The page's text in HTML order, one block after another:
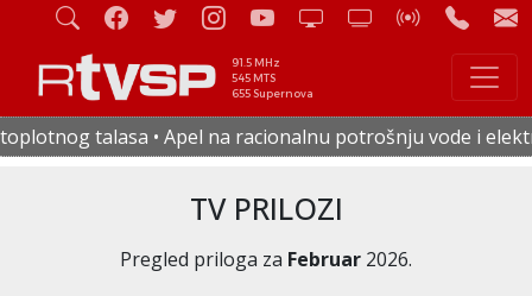
91.5 MHz
545 MTS
655 Supernova
racionalnu potrošnju vode i električne energije • U
TV PRILOZI
Pregled priloga za Februar 2026.